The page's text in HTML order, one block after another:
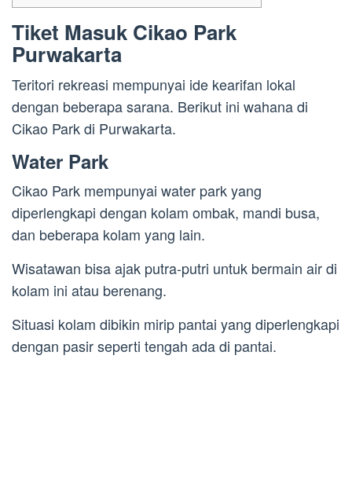
Tiket Masuk Cikao Park
Purwakarta
Teritori rekreasi mempunyai ide kearifan lokal
dengan beberapa sarana. Berikut ini wahana di
Cikao Park di Purwakarta.
Water Park
Cikao Park mempunyai water park yang
diperlengkapi dengan kolam ombak, mandi busa,
dan beberapa kolam yang lain.
Wisatawan bisa ajak putra-putri untuk bermain air di
kolam ini atau berenang.
Situasi kolam dibikin mirip pantai yang diperlengkapi
dengan pasir seperti tengah ada di pantai.